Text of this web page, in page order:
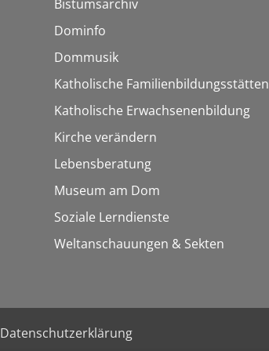
Bistumsarchiv
Dominfo
Dommusik
Katholische Familienbildungsstätten
Katholische Erwachsenenbildung
Kirche verändern
Lebensberatung
Museum am Dom
Soziale Lerndienste
Weltanschauungen & Sekten
Datenschutzerklärung